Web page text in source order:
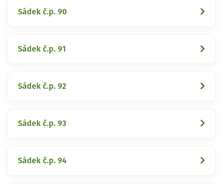
Sádek č.p. 90
Sádek č.p. 91
Sádek č.p. 92
Sádek č.p. 93
Sádek č.p. 94